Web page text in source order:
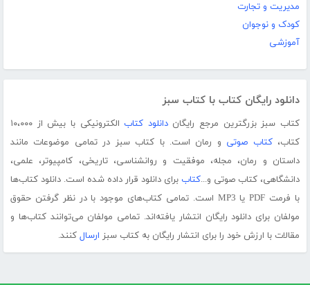
مدیریت و تجارت
کودک و نوجوان
آموزشی
دانلود رایگان کتاب با کتاب سبز
کتاب سبز بزرگترین مرجع رایگاندانلود کتاب
الکترونیکی با بیش از ۱۰،۰۰۰
کتاب،کتاب صوتی و رمان است. با کتاب سبز در تمامی موضوعات مانند
داستان و رمان، مجله، موفقیت و روانشناسی، تاریخی، کامپیوتر، علمی،
دانشگاهی، کتاب صوتی و...کتاب برای دانلود قرار داده شده است. دانلود کتاب‌ها
با فرمت PDF یا MP3 است. تمامی کتاب‌های موجود با در نظر گرفتن حقوق
مولفان برای دانلود رایگان انتشار یافته‌اند. تمامی مولفان می‌توانند کتاب‌ها و
مقالات با ارزش خود را برای انتشار رایگان به کتاب سبز ارسال کنند.